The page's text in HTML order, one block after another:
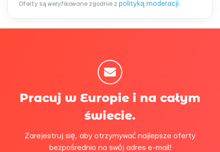
Oferty są weryfikowane zgodnie z polityką moderacji.
Pracuj w Europie i na całym
świecie.
Zarejestruj się, aby otrzymywać najlepsze oferty
bezpośrednio na swój adres e-mail!